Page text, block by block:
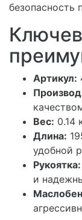
безопасность
Артикул:
Вес: 0.14
Длина:
удобной
Рукоятка:
и